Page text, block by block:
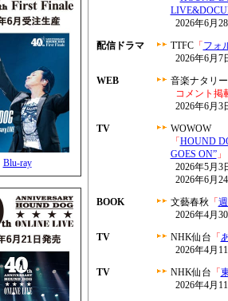
Blu-ray
2026年6月
配信ドラマ
TTFC「 フォ
2026年6月7
WEB
音楽ナタリー
コメント掲
2026年6月3
TV
WOWOW
「 HOUND
GOES ON”」
2026年5月3
2026年6月
BOOK
文藝春秋 「
2026年4月
TV
NHK仙台 「
2026年4月
TV
NHK仙台 「
2026年4月